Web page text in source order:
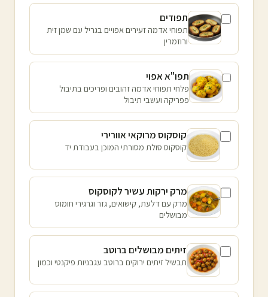
תפודים
תפוחי אדמה זעירים אפויים בגריל עם שמן זית
ורוזמרין
תפו"א אפוי
פלחי תפוחי אדמה זהובים ופריכים בתיבול
פפריקה ועשבי תיבול
קוסקוס מרוקאי אוורירי
קוסקוס סולת מסורתי המוכן בעבודת יד
מרק ירקות עשיר לקוסקוס
מרק עם דלעת, קישואים, גזר וגרגירי חומוס
מבושלים
זיתים מבושלים ברוטב
תבשיל זיתים ירוקים ברוטב עגבניות פיקנטי וכמון